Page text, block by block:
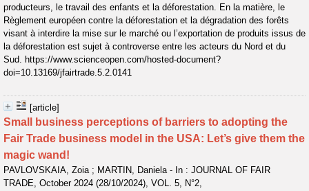
producteurs, le travail des enfants et la déforestation. En la matière, le
Règlement européen contre la déforestation et la dégradation des forêts
visant à interdire la mise sur le marché ou l’exportation de produits issus de
la déforestation est sujet à controverse entre les acteurs du Nord et du
Sud. https://www.scienceopen.com/hosted-document?
doi=10.13169/jfairtrade.5.2.0141
[article]
Small business perceptions of barriers to adopting the
Fair Trade business model in the USA: Let’s give them the
magic wand!
PAVLOVSKAIA, Zoia ; MARTIN, Daniela - In : JOURNAL OF FAIR
TRADE, October 2024 (28/10/2024), VOL. 5, N°2,